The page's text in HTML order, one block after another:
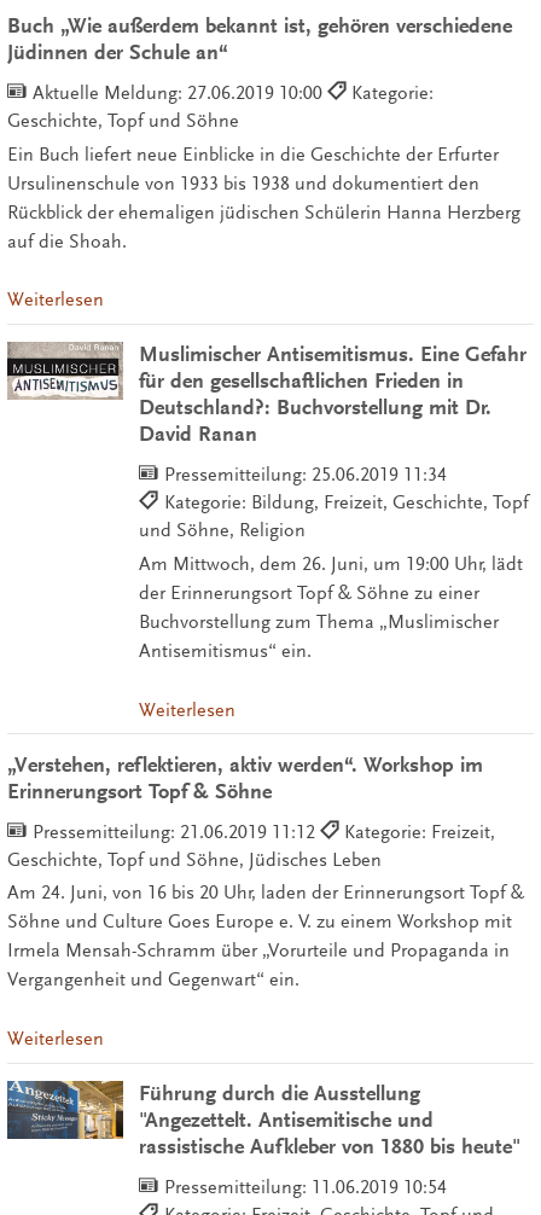
Buch „Wie außerdem bekannt ist, gehören verschiedene
Jüdinnen der Schule an“
Aktuelle Meldung: 27.06.2019 10:00
Kategorie:
Geschichte, Topf und Söhne
Ein Buch liefert neue Einblicke in die Geschichte der Erfurter
Ursulinenschule von 1933 bis 1938 und dokumentiert den
Rückblick der ehemaligen jüdischen Schülerin Hanna Herzberg
auf die Shoah.
Weiterlesen
Muslimischer Antisemitismus. Eine Gefahr
für den gesellschaftlichen Frieden in
Deutschland?: Buchvorstellung mit Dr.
David Ranan
Pressemitteilung: 25.06.2019 11:34
Kategorie: Bildung, Freizeit, Geschichte, Topf
und Söhne, Religion
Am Mittwoch, dem 26. Juni, um 19:00 Uhr, lädt
der Erinnerungsort Topf & Söhne zu einer
Buchvorstellung zum Thema „Muslimischer
Antisemitismus“ ein.
Weiterlesen
„Verstehen, reflektieren, aktiv werden“. Workshop im
Erinnerungsort Topf & Söhne
Pressemitteilung: 21.06.2019 11:12
Kategorie: Freizeit,
Geschichte, Topf und Söhne, Jüdisches Leben
Am 24. Juni, von 16 bis 20 Uhr, laden der Erinnerungsort Topf &
Söhne und Culture Goes Europe e. V. zu einem Workshop mit
Irmela Mensah-Schramm über „Vorurteile und Propaganda in
Vergangenheit und Gegenwart“ ein.
Weiterlesen
Führung durch die Ausstellung
"Angezettelt. Antisemitische und
rassistische Aufkleber von 1880 bis heute"
Pressemitteilung: 11.06.2019 10:54